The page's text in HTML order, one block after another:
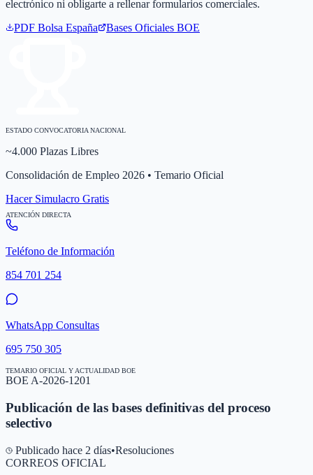
electrónico ni obligarte a rellenar formularios comerciales.
PDF Bolsa España Bases Oficiales BOE
ESTADO CONVOCATORIA NACIONAL
~4.000 Plazas Libres
Consolidación de Empleo 2026 • Temario Oficial
Hacer Simulacro Gratis
ATENCIÓN DIRECTA
Teléfono de Información
854 701 254
WhatsApp Consultas
695 750 305
TEMARIO OFICIAL Y ACTUALIDAD BOE
BOE A-2026-1201
Publicación de las bases definitivas del proceso
selectivo
Publicado hace 2 días•Resoluciones
CORREOS OFICIAL